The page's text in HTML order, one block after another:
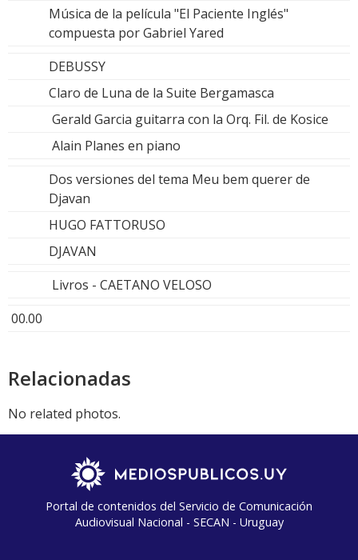
Música de la película "El Paciente Inglés"
compuesta por Gabriel Yared
DEBUSSY
Claro de Luna de la Suite Bergamasca
Gerald Garcia guitarra con la Orq. Fil. de Kosice
Alain Planes en piano
Dos versiones del tema Meu bem querer de
Djavan
HUGO FATTORUSO
DJAVAN
Livros - CAETANO VELOSO
00.00
Relacionadas
No related photos.
Portal de contenidos del Servicio de Comunicación
Audiovisual Nacional - SECAN - Uruguay